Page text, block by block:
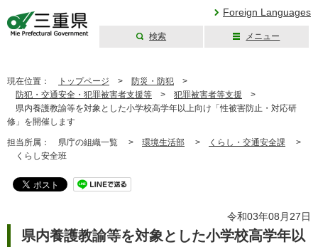
Foreign Languages
検索 メニュー
現在位置： トップページ > 防災・防犯 >
防犯・交通安全・犯罪被害者支援等 > 犯罪被害者等支援 >
県内養護教諭等を対象とした小学校高学年以上向け「性被害防止・対応研
修」を開催します
担当所属： 県庁の組織一覧 > 環境生活部 > くらし・交通安全課 >
くらし安全班
令和03年08月27日
県内養護教諭等を対象とした小学校高学年以